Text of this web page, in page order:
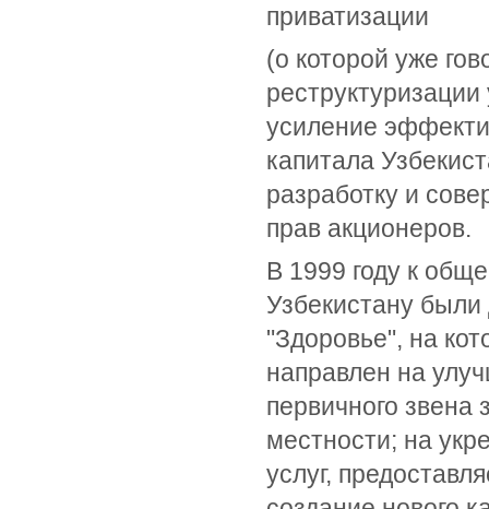
приватизации
(о которой уже
усиление
капитала
разработку и
прав акционеров.
В 1999 году к
Узбекистану
"Здоровье", на
направлен на
первичного звена
местности; на
услуг,